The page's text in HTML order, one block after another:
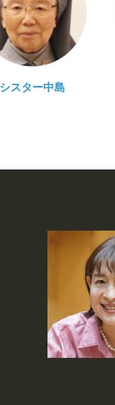
シスター中島